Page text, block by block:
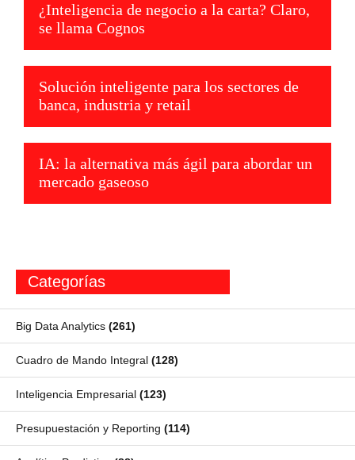
¿Inteligencia de negocio a la carta? Claro,
se llama Cognos
Solución inteligente para los sectores de
banca, industria y retail
IA: la alternativa más ágil para abordar un
mercado gaseoso
Categorías
Big Data Analytics (261)
Cuadro de Mando Integral (128)
Inteligencia Empresarial (123)
Presupuestación y Reporting (114)